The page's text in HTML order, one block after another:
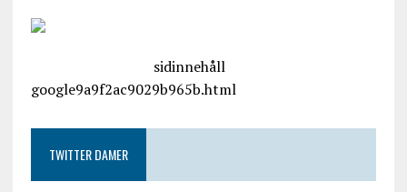
sidinnehåll
google9a9f2ac9029b965b.html
TWITTER DAMER